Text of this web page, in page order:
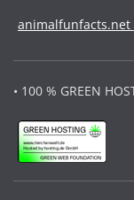
animalfunfacts.net
• 100 % GREEN